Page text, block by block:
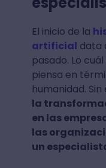
El inicio de la
artificial data
pasado. Lo
piensa en
humanidad.
la
en las
las
un